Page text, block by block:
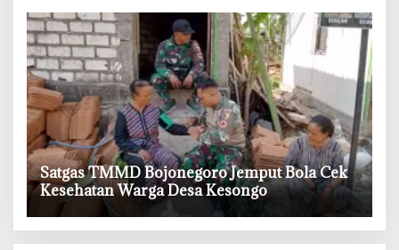
‎Satgas TMMD Bojonegoro Jemput Bola Cek
Kesehatan Warga Desa Kesongo